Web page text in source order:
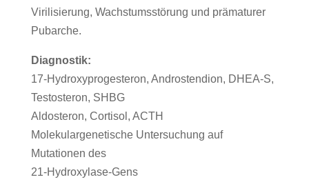
Virilisierung, Wachstumsstörung und prämaturer
Pubarche.
Diagnostik:
17-Hydroxyprogesteron, Androstendion, DHEA-S,
Testosteron, SHBG
Aldosteron, Cortisol, ACTH
Molekulargenetische Untersuchung auf
Mutationen des
21-Hydroxylase-Gens